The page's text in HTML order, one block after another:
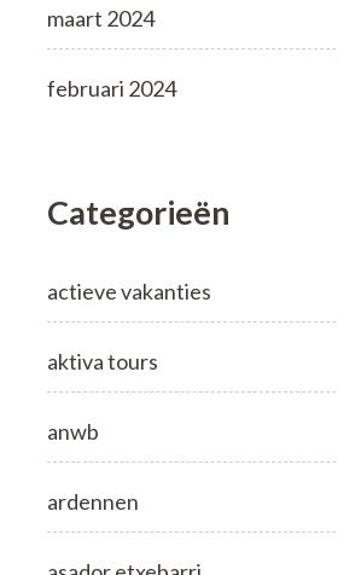
maart 2024
februari 2024
Categorieën
actieve vakanties
aktiva tours
anwb
ardennen